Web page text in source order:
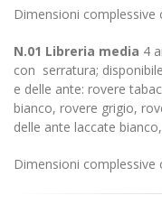
Dimensioni complessive
N.01 Libreria media 4
con serratura;
e delle ante: rovere
bianco, rovere grigio,
delle ante laccate
Dimensioni complessive